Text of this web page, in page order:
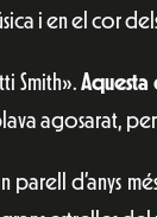
i en el cor dels
Smith».Aquesta
agosarat,
parell d’anys